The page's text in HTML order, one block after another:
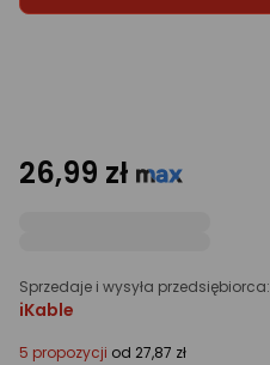
26,99 zł
Sprzedaje i wysyła przedsiębiorca:
iKable
5 propozycji od 27,87 zł